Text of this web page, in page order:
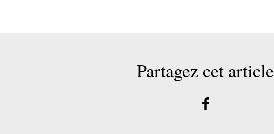
Partagez cet article